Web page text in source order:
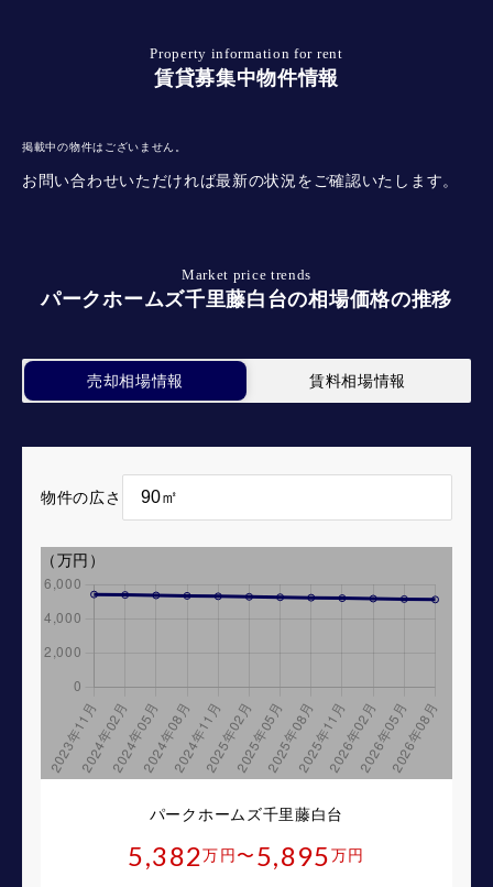
Property information for rent
賃貸募集中物件情報
掲載中の物件はございません。
お問い合わせいただければ最新の状況をご確認いたします。
Market price trends
パークホームズ千里藤白台の相場価格の推移
売却相場情報 賃料相場情報
物件の広さ
パークホームズ千里藤白台
5,382万円 〜 5,895万円
（万円）